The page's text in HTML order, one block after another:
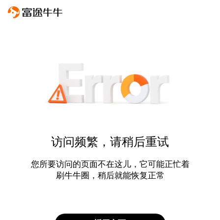
访问频繁，请稍后重试
您所要访问的页面不在这儿，它可能正忙着
刷牛牛圈，稍后就能恢复正常